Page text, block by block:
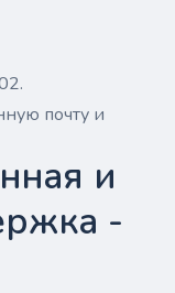
почту и
и
-